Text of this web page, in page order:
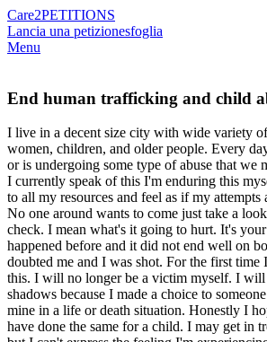
Care2PETITIONS
Lancia una petizionesfoglia
Menu
End human trafficking and child
I live in a decent size city with wide variety
women, children, and older people. Every
or is undergoing some type of abuse that we
I currently speak of this I'm enduring this
to all my resources and feel as if my attempts
No one around wants to come just take a
check. I mean what's it going to hurt. It's
happened before and it did not end well on
doubted me and I was shot. For the first time
this. I will no longer be a victim myself. I will
shadows because I made a choice to
mine in a life or death situation. Honestly I
have done the same for a child. I may get in